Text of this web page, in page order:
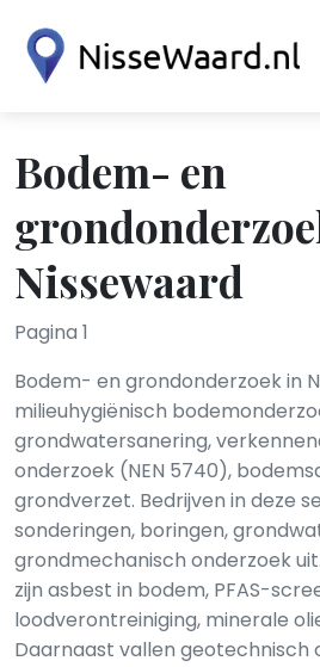
Bodem- en
Nissewaard
Pagina 1
Bodem- en grondonderzoek in
milieuhygiënisch
grondwatersanering,
onderzoek (NEN 5740),
grondverzet. Bedrijven in deze
sonderingen, boringen,
grondmechanisch onderzoek
zijn asbest in bodem, PFAS-
loodverontreiniging, minerale
Daarnaast vallen geotechnisch